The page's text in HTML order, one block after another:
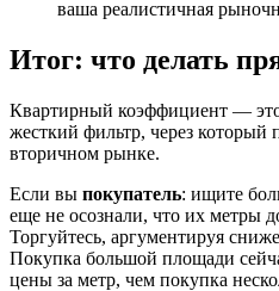
ваша реалистичная
Итог: что делать
Квартирный коэффициент — это
жесткий фильтр, через который
вторичном рынке.
Если вы покупатель: ищите
еще не осознали, что их метры
Торгуйтесь, аргументируя
Покупка большой площади
цены за метр, чем покупка